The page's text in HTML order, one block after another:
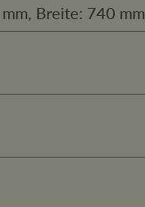
Breite: 740 mm